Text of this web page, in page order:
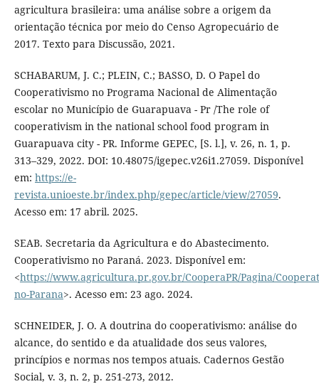
agricultura brasileira: uma análise sobre a origem da
orientação técnica por meio do Censo Agropecuário de
2017. Texto para Discussão, 2021.
SCHABARUM, J. C.; PLEIN, C.; BASSO, D. O Papel do
Cooperativismo no Programa Nacional de Alimentação
escolar no Município de Guarapuava - Pr /The role of
cooperativism in the national school food program in
Guarapuava city - PR. Informe GEPEC, [S. l.], v. 26, n. 1, p.
313–329, 2022. DOI: 10.48075/igepec.v26i1.27059. Disponível
em: https://e-
revista.unioeste.br/index.php/gepec/article/view/27059.
Acesso em: 17 abril. 2025.
SEAB. Secretaria da Agricultura e do Abastecimento.
Cooperativismo no Paraná. 2023. Disponível em:
<https://www.agricultura.pr.gov.br/CooperaPR/Pagina/
no-Parana>. Acesso em: 23 ago. 2024.
SCHNEIDER, J. O. A doutrina do cooperativismo: análise do
alcance, do sentido e da atualidade dos seus valores,
princípios e normas nos tempos atuais. Cadernos Gestão
Social, v. 3, n. 2, p. 251-273, 2012.